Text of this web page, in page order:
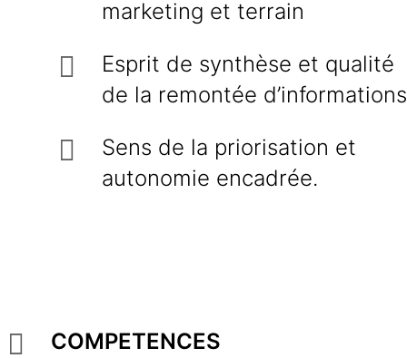
marketing et terrain
Esprit de synthèse et qualité
de la remontée d’informations
Sens de la priorisation et
autonomie encadrée.
COMPETENCES